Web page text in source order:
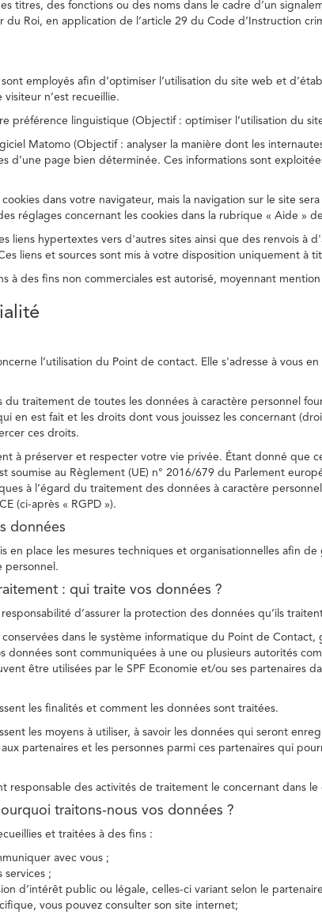
titres, des fonctions ou des noms dans le cadre d’un
Roi, en application de l’article 29 du Code d’Instruction
employés afin d’optimiser l’utilisation du site web et
n’est recueillie.
préférence linguistique (Objectif : optimiser l’utilisation du
Matomo (Objectif : analyser la manière dont les
d’une page bien déterminée. Ces informations sont
dans votre navigateur, mais la navigation sur le site
réglages concernant les cookies dans la rubrique « Aide »
liens hypertextes vers d'autres sites ainsi que des renvois à
liens et sources sont mis à votre disposition uniquement à
à des fins non commerciales est autorisé, moyennant
l’utilisation du Point de contact. Elle s'adresse à vous
traitement de toutes les données à caractère personnel
en est fait et les droits dont vous jouissez les concernant
ces droits.
à préserver et respecter votre vie privée. Étant donné que
soumise au Règlement (UE) n° 2016/679 du Parlement
à l’égard du traitement des données à caractère
(ci-après « RGPD »).
données
en place les mesures techniques et organisationnelles afin de
personnel.
: qui traite vos données ?
d’assurer la protection des données qu’ils
dans le système informatique du Point de Contact,
sont communiquées à une ou plusieurs autorités
être utilisées par le SPF Economie et/ou ses partenaires
les finalités et comment les données sont traitées.
les moyens à utiliser, à savoir les données qui seront
partenaires et les personnes parmi ces partenaires qui
responsable des activités de traitement le concernant dans le
traitons-nous vos données ?
et traitées à des fins :
avec vous ;
services ;
d’intérêt public ou légale, celles-ci variant selon le
vous pouvez consulter son site internet;